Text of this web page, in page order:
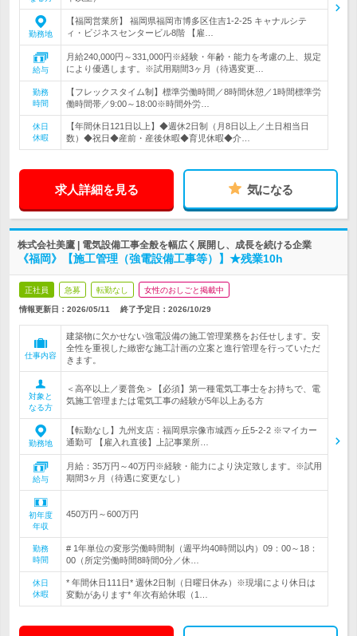
勤務地
【福岡営業所】 福岡県福岡市博多区住吉1-2-25 キャナルシテ
ィ・ビジネスセンタービル8階 【雇…
給与
月給240,000円～331,000円※経験・年齢・能力を考慮の上、規定
により優遇します。※試用期間3ヶ月（待遇変更…
勤務
時間
【フレックスタイム制】標準労働時間／8時間休憩／1時間標準労
働時間帯／9:00～18:00※時間外労…
休日
休暇
【年間休日121日以上】◆週休2日制（月8日以上／土日相当日
数）◆祝日◆産前・産後休暇◆育児休暇◆介…
求人詳細を見る 気になる
株式会社美鷹 | 電気設備工事全般を幅広く展開し、成長を続ける企業
《福岡》【施工管理（強電設備工事等）】★残業10h
正社員 急募 転勤なし 女性のおしごと掲載中
情報更新日：2026/05/11 終了予定日： 2026/10/29
仕事内容
建築物に欠かせない強電設備の施工管理業務をお任せします。安
全性を重視した緻密な施工計画の立案と進行管理を行っていただ
きます。
対象と
なる方
＜高卒以上／要普免＞【必須】第一種電気工事士をお持ちで、電
気施工管理または電気工事の経験が5年以上ある方
勤務地
【転勤なし】九州支店：福岡県宗像市城西ヶ丘5-2-2 ※マイカー
通勤可 【雇入れ直後】上記事業所…
給与
月給：35万円～40万円※経験・能力により決定致します。※試用
期間3ヶ月（待遇に変更なし）
初年度
年収
450万円～600万円
勤務
時間
# 1年単位の変形労働時間制（週平均40時間以内）09：00～18：
00（所定労働時間8時間0分／休…
休日
休暇
* 年間休日111日* 週休2日制（日曜日休み）※現場により休日は
変動があります* 年次有給休暇（1…